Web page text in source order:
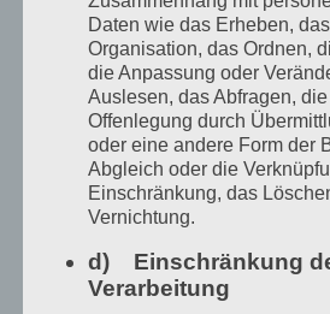
assoziatives Schreiben
besten mit dem inneren
Außerdem hat sie viele
geschrieben und ein paar
Bilder gemalt. Sie kommt
Lesung erneut zu uns.
am 4.9.24 um 16 Uhr, in
der Stadtbibliothek Ribnitz-
Daten wie das Erheben,
Organisation, das Ordnen,
die Anpassung oder
Auslesen, das Abfragen,
Offenlegung durch
oder eine andere Form der
Abgleich oder die
Einschränkung, das
Vernichtung.
d) Einschränkung
Verarbeitung